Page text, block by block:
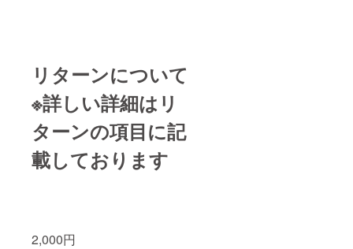
リターンについて
※詳しい詳細はリ
ターンの項目に記
載しております
2,000円